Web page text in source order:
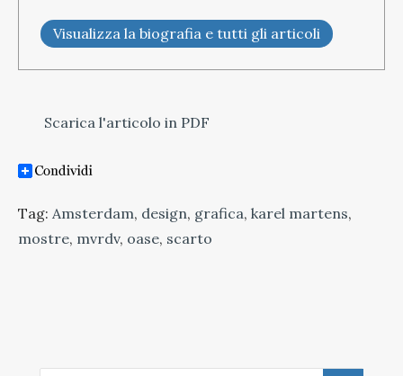
Visualizza la biografia e tutti gli articoli
Scarica l'articolo in PDF
Tag: Amsterdam, design, grafica, karel martens,
mostre, mvrdv, oase, scarto